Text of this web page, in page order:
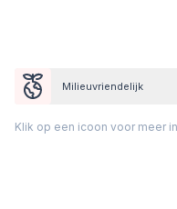
Milieuvriendelijk
Klik op een icoon voor meer